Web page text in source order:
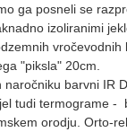
ga posneli se
izoliranimi
"piksla" 20cm.
barvni IR
tudi termograme
orodju. Orto-